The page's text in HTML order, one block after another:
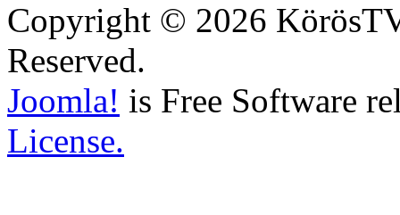
Copyright © 2026
Reserved.
Joomla! is Free Software
License.